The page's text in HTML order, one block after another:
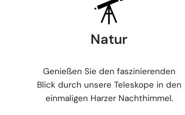
Natur
Genießen Sie den faszinierenden
Blick durch unsere Teleskope in den
einmaligen Harzer Nachthimmel.